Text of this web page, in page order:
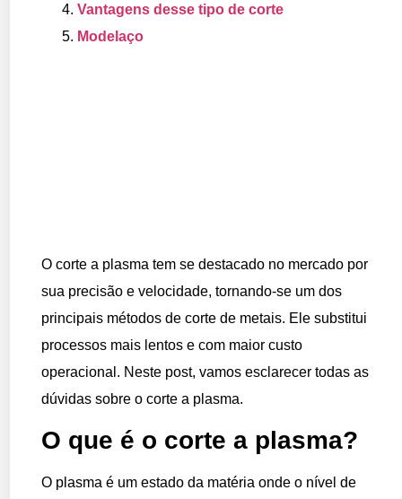
Vantagens desse tipo de corte
Modelaço
O corte a plasma tem se destacado no mercado por
sua precisão e velocidade, tornando-se um dos
principais métodos de corte de metais. Ele substitui
processos mais lentos e com maior custo
operacional. Neste post, vamos esclarecer todas as
dúvidas sobre o corte a plasma.
O que é o corte a plasma?
O plasma é um estado da matéria onde o nível de